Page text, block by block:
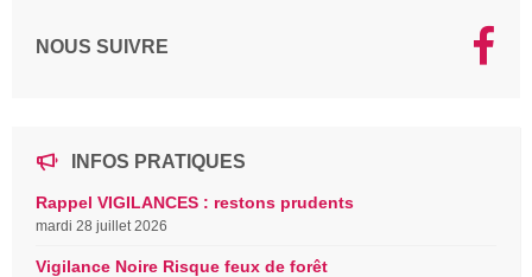
NOUS SUIVRE
INFOS PRATIQUES
Rappel VIGILANCES : restons prudents
mardi 28 juillet 2026
Vigilance Noire Risque feux de forêt